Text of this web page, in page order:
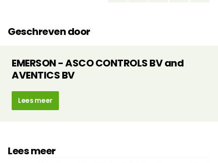
Geschreven door
EMERSON - ASCO CONTROLS BV and
AVENTICS BV
Lees meer
Lees meer